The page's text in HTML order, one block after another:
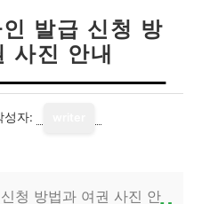
발급 신청 방
사진 안내
성자:
청 방법과 여권 사진 안